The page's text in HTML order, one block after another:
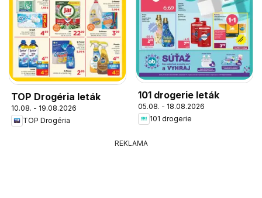
TOP Drogéria leták
10.08. - 19.08.2026
TOP Drogéria
101 drogerie leták
05.08. - 18.08.2026
101 drogerie
REKLAMA